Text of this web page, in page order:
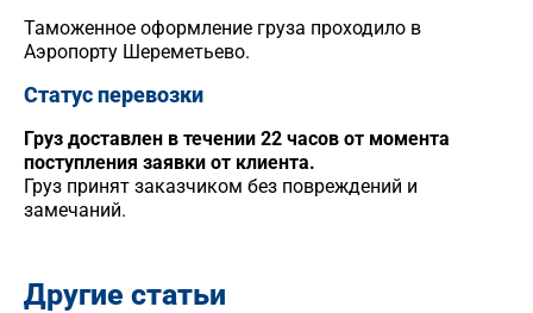
Таможенное оформление груза проходило в
Аэропорту Шереметьево.
Статус перевозки
Груз доставлен в течении 22 часов от момента
поступления заявки от клиента.
Груз принят заказчиком без повреждений и
замечаний.
Другие статьи